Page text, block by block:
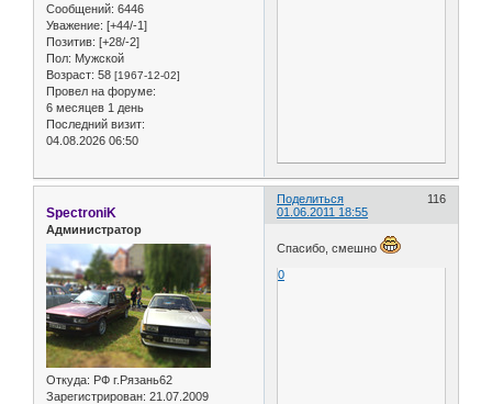
Сообщений: 6446
Уважение: [+44/-1]
Позитив: [+28/-2]
Пол: Мужской
Возраст: 58 [1967-12-02]
Провел на форуме:
6 месяцев 1 день
Последний визит:
04.08.2026 06:50
Поделиться
116
01.06.2011 18:55
SpectroniK
Администратор
Откуда: РФ г.Рязань62
Зарегистрирован: 21.07.2009
Спасибо, смешно
0